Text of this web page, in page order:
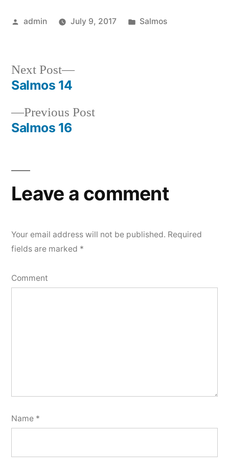
Posted
admin July 9, 2017
Posted
Salmos
Post
navigation
Previous PostPrevious
Salmos 16
Next Post
Next
Salmos 14
Leave a comment
Your email address will not be published. Required
fields are marked *
Comment
Name *